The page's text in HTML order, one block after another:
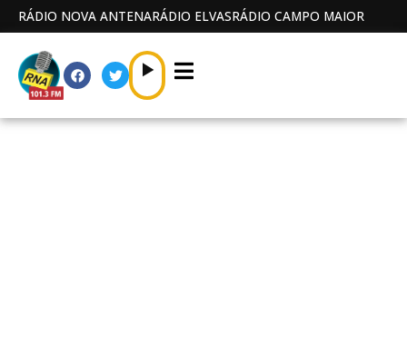
RÁDIO NOVA ANTENARÁDIO ELVASRÁDIO CAMPO MAIOR